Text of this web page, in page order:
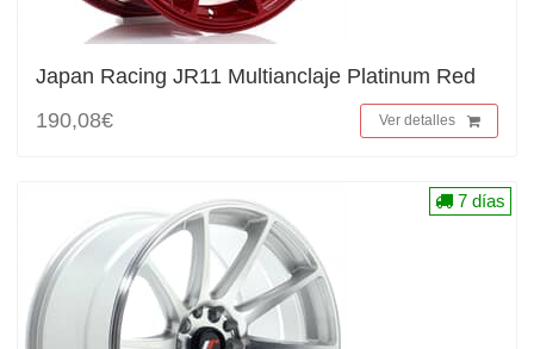
Japan Racing JR11 Multianclaje Platinum Red
190,08€
Ver detalles
7 días